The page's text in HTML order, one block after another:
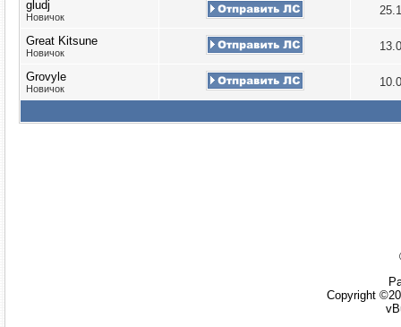
gludj
Новичок
Great Kitsune
Новичок
Grovyle
Новичок
Copyright